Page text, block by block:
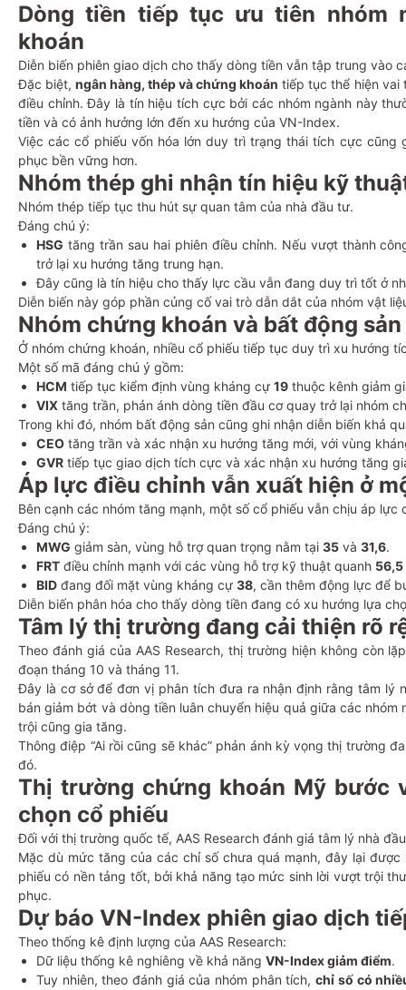
Dòng tiền tiếp tục ưu tiên nhóm
khoán
Diễn biến phiên giao dịch cho thấy dòng tiền vẫn tập trung vào
Đặc biệt,ngân hàng, thép và chứng khoán tiếp tục thể hiện vai
điều chỉnh. Đây là tín hiệu tích cực bởi các nhóm ngành này
tiền và có ảnh hưởng lớn đến xu hướng của VN-Index.
Việc các cổ phiếu vốn hóa lớn duy trì trạng thái tích cực
phục bền vững hơn.
Nhóm thép ghi nhận tín hiệu kỹ
Nhóm thép tiếp tục thu hút sự quan tâm của nhà đầu tư.
Đáng chú ý:
HSG tăng trần sau hai phiên điều chỉnh. Nếu vượt thành
trở lại xu hướng tăng trung hạn.
Đây cũng là tín hiệu cho thấy lực cầu vẫn đang duy trì tốt ở
Diễn biến này góp phần củng cố vai trò dẫn dắt của nhóm vật
Nhóm chứng khoán và bất động
Ở nhóm chứng khoán, nhiều cổ phiếu tiếp tục duy trì xu hướng
Một số mã đáng chú ý gồm:
HCM tiếp tục kiểm định vùng kháng cự 19 thuộc kênh giảm
VIX tăng trần, phản ánh dòng tiền đầu cơ quay trở lại nhóm
Trong khi đó, nhóm bất động sản cũng ghi nhận diễn biến khả
CEO tăng trần và xác nhận xu hướng tăng mới, với vùng
GVR tiếp tục giao dịch tích cực và xác nhận xu hướng tăng
Áp lực điều chỉnh vẫn xuất hiện ở
Bên cạnh các nhóm tăng mạnh, một số cổ phiếu vẫn chịu áp lực
Đáng chú ý:
MWG giảm sàn, vùng hỗ trợ quan trọng nằm tại 35 và 31,6.
FRT điều chỉnh mạnh với các vùng hỗ trợ kỹ thuật quanh 56,5
BID đang đối mặt vùng kháng cự 38, cần thêm động lực để
Diễn biến phân hóa cho thấy dòng tiền đang có xu hướng lựa
Tâm lý thị trường đang cải thiện rõ
Theo đánh giá của AAS Research, thị trường hiện không còn
đoạn tháng 10 và tháng 11.
Đây là cơ sở để đơn vị phân tích đưa ra nhận định rằng tâm
bán giảm bớt và dòng tiền luân chuyển hiệu quả giữa các
trội cũng gia tăng.
Thông điệp “Ai rồi cũng sẽ khác” phản ánh kỳ vọng thị trường
đó.
Thị trường chứng khoán Mỹ bước
chọn cổ phiếu
Đối với thị trường quốc tế, AAS Research đánh giá tâm lý nhà
Mặc dù mức tăng của các chỉ số chưa quá mạnh, đây lại
phiếu có nền tảng tốt, bởi khả năng tạo mức sinh lời vượt trội
phục.
Dự báo VN-Index phiên giao dịch
Theo thống kê định lượng của AAS Research:
Dữ liệu thống kê nghiêng về khả năng VN-Index giảm điểm.
Tuy nhiên, theo đánh giá của nhóm phân tích,chỉ số có